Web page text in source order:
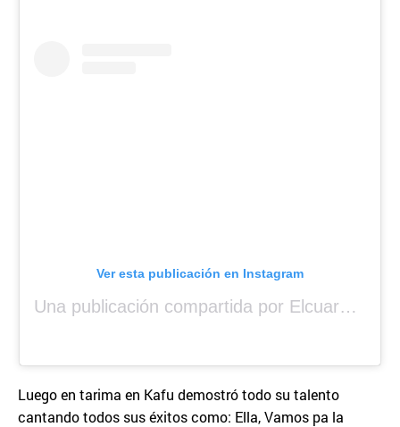
Ver esta publicación en Instagram
Una publicación compartida por Elcuara (@elcuara.25)
Luego en tarima en Kafu demostró todo su talento
cantando todos sus éxitos como: Ella, Vamos pa la